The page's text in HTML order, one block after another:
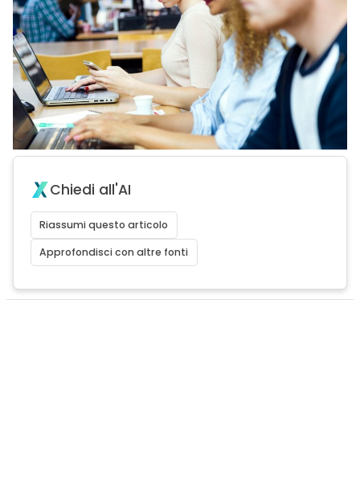
Chiedi all'AI
Riassumi questo articolo
Approfondisci con altre fonti